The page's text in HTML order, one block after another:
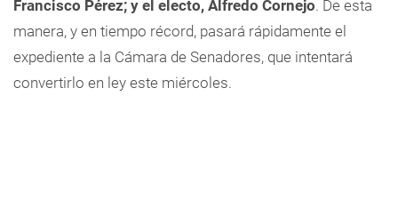
Francisco Pérez; y el electo, Alfredo Cornejo. De esta
manera, y en tiempo récord, pasará rápidamente el
expediente a la Cámara de Senadores, que intentará
convertirlo en ley este miércoles.